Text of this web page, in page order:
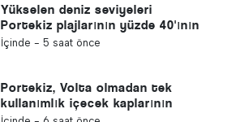
Yükselen deniz seviyeleri
Portekiz plajlarının yüzde 40'ının
kaybolmasına neden olabilir
İçinde - 5 saat önce
Portekiz, Volta olmadan tek
kullanımlık içecek kaplarının
satışını yasakladı